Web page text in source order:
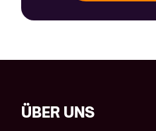
ÜBER UNS